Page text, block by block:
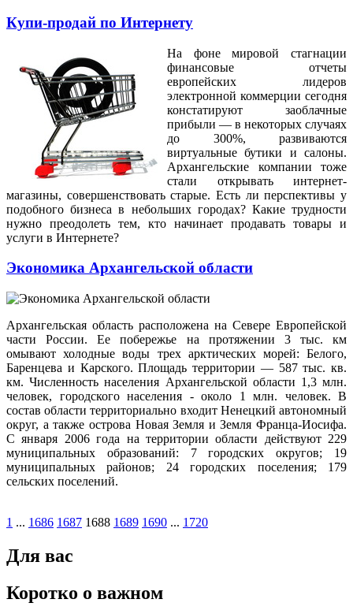
Купи-продай по Интернету
На фоне мировой стагнации
финансовые отчеты
европейских лидеров
электронной коммерции сегодня
констатируют заоблачные
прибыли — в некоторых случаях
до 300%, развиваются
виртуальные бутики и салоны.
Архангельские компании тоже
стали открывать интернет-
магазины, совершенствовать старые. Есть ли перспективы у
подобного бизнеса в небольших городах? Какие трудности
нужно преодолеть тем, кто начинает продавать товары и
услуги в Интернете?
Экономика Архангельской области
Архангельская область расположена на Севере Европейской
части России. Ее побережье на протяжении 3 тыс. км
омывают холодные воды трех арктических морей: Белого,
Баренцева и Карского. Площадь территории — 587 тыс. кв.
км. Численность населения Архангельской области 1,3 млн.
человек, городского населения - около 1 млн. человек. В
состав области территориально входит Ненецкий автономный
округ, а также острова Новая Земля и Земля Франца-Иосифа.
С января 2006 года на территории области действуют 229
муниципальных образований: 7 городских округов; 19
муниципальных районов; 24 городских поселения; 179
сельских поселений.
1 ... 1686 1687 1688 1689 1690 ... 1720
Для вас
Коротко о важном